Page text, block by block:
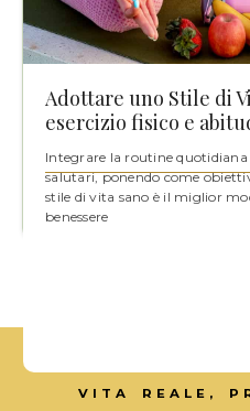
Adottare uno Stile di
esercizio fisico e
Integrare la routine quotidiana
salutari, ponendo come
stile di vita sano è il miglior
benessere
VITA REALE,